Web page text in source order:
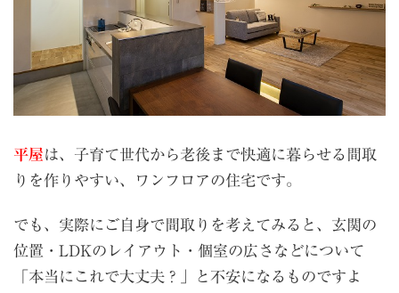
平屋は、子育て世代から老後まで快適に暮らせる間取
りを作りやすい、ワンフロアの住宅です。
でも、実際にご自身で間取りを考えてみると、玄関の
位置・LDKのレイアウト・個室の広さなどについて
「本当にこれで大丈夫？」と不安になるものですよ